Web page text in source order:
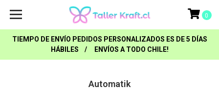
TIEMPO DE ENVÍO PEDIDOS PERSONALIZADOS ES DE 5 DÍAS
HÁBILES / ENVÍOS A TODO CHILE!
0
Automatik